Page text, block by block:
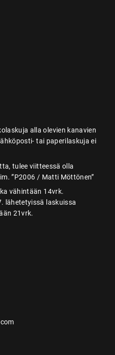
alla olevien kanavien
tai paperilaskuja ei
tulee viitteessä olla
”P2006 / Matti Möttönen”
vähintään 14vrk.
lähetetyissä laskuissa
21vrk.